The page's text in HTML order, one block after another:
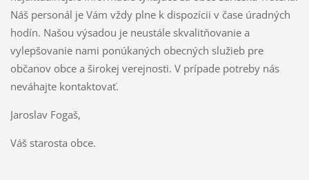
Náš personál je Vám vždy plne k dispozícii v čase úradných
hodín. Našou výsadou je neustále skvalitňovanie a
vylepšovanie nami ponúkaných obecných služieb pre
občanov obce a širokej verejnosti. V prípade potreby nás
neváhajte kontaktovať.
Jaroslav Fogaš,
Váš starosta obce.